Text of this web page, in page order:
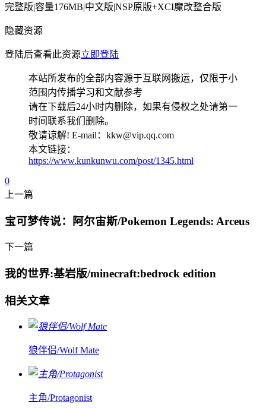
完整版|容量176MB|中文版|NSP原版+XCI魔改整合版
隐藏资源
登陆后查看此资源立即登陆
本站所发布的全部内容源于互联网搬运，仅限于小
范围内传播学习和文献参考
请在下载后24小时内删除，如果有侵权之处请第一
时间联系我们删除。
敬请谅解! E-mail：kkw@vip.qq.com
本文链接：
https://www.kunkunwu.com/post/1345.html
0
上一篇
宝可梦传说：阿尔宙斯/Pokemon Legends: Arceus
下一篇
我的世界:基岩版/minecraft:bedrock edition
相关文章
狼伴侣/Wolf Mate
主角/Protagonist